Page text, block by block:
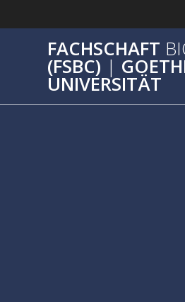
Inhalt
FACHSCHAFT
(FSBC) |
UNIVERSITÄT